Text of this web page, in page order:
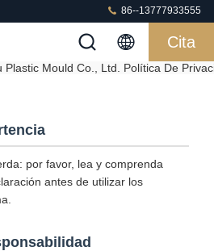
86--13777933555
Cita
Plastic Mould Co., Ltd. Política De
por favor, lea y comprenda
antes de utilizar los